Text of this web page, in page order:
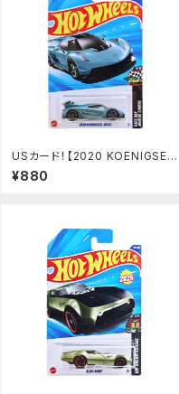
USカード！【2020 KOENIGSEG
G JESKO】MET.BULE
¥880